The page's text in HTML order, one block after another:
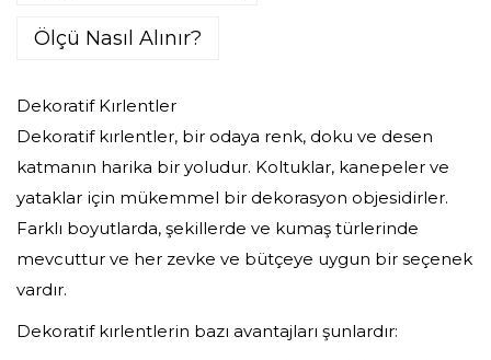
Ölçü Nasıl Alınır?
Dekoratif Kırlentler
Dekoratif kırlentler, bir odaya renk, doku ve desen
katmanın harika bir yoludur. Koltuklar, kanepeler ve
yataklar için mükemmel bir dekorasyon objesidirler.
Farklı boyutlarda, şekillerde ve kumaş türlerinde
mevcuttur ve her zevke ve bütçeye uygun bir seçenek
vardır.
Dekoratif kırlentlerin bazı avantajları şunlardır: